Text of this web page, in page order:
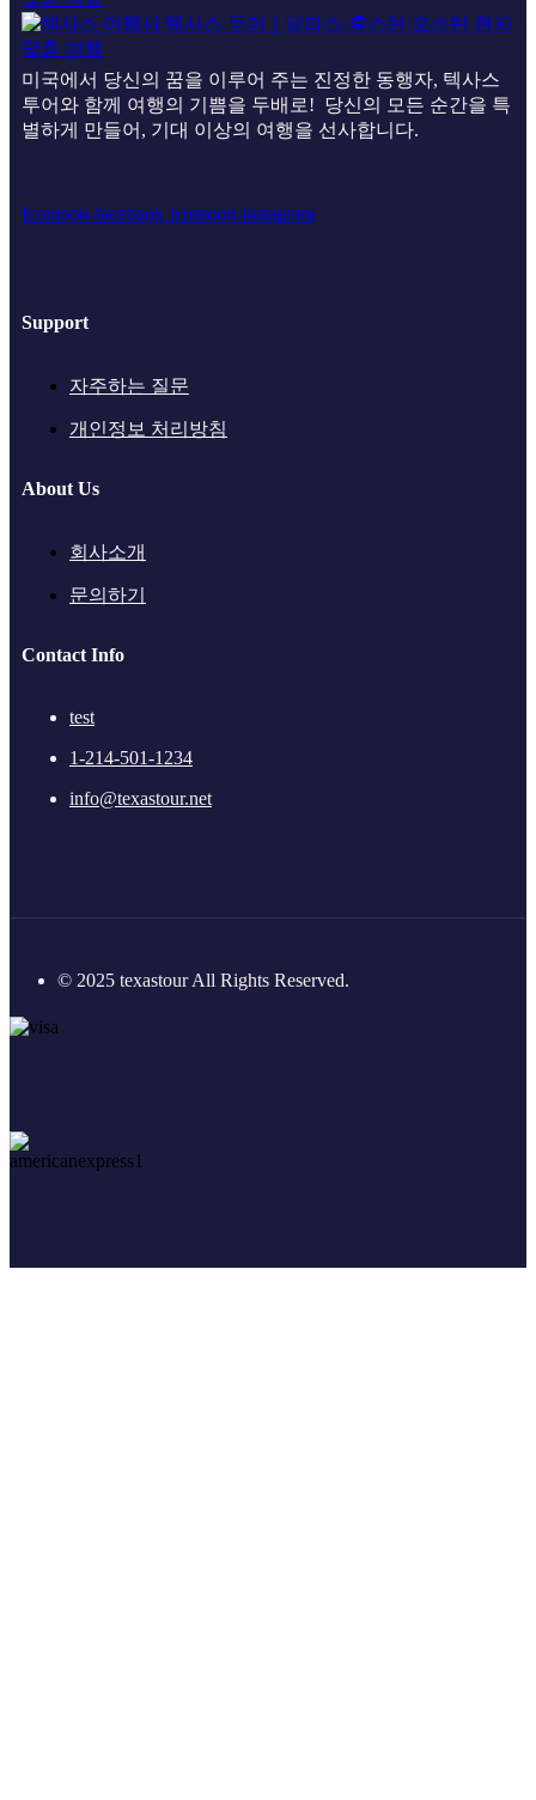
미국에서 당신의 꿈을 이루어 주는 진정한 동행자, 텍사스
투어와 함께 여행의 기쁨을 두배로! 당신의 모든 순간을 특
별하게 만들어, 기대 이상의 여행을 선사합니다.
Icomoon-facebook Icomoon-instagram
Support
자주하는 질문
개인정보 처리방침
About Us
회사소개
문의하기
Contact Info
test
1-214-501-1234
info@texastour.net
© 2025 texastour All Rights Reserved.